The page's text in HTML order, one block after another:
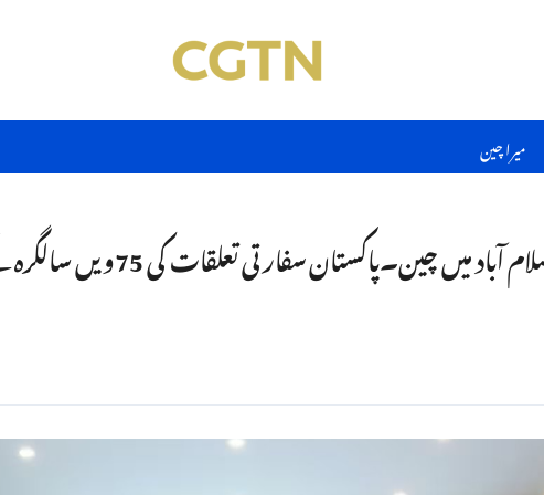
میرا چین
تعلقات کی 75ویں سالگرہ کے موقع پر کوئز پروگرام کا انعقاد